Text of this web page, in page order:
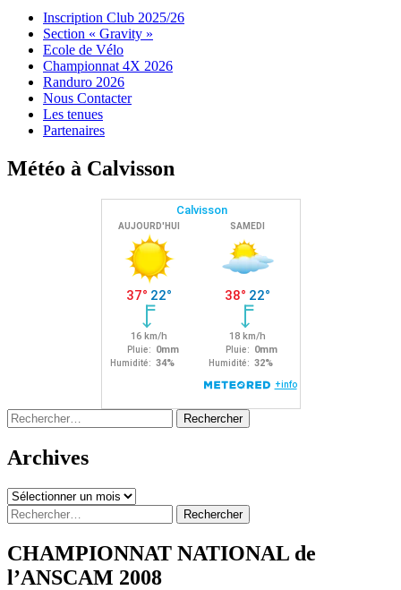
Menu
Widgets
Recherche
Aller
contenu
Inscription Club 2025/26
Section « Gravity »
Ecole de Vélo
Championnat 4X 2026
Randuro 2026
Nous Contacter
Les tenues
Partenaires
Météo à Calvisson
Rechercher :
Archives
Archives
Rechercher :
CHAMPIONNAT NATIONAL de
l’ANSCAM 2008